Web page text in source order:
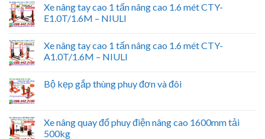
Xe nâng tay cao 1 tấn nâng cao 1.6 mét CTY-
E1.0T/1.6M – NIULI
Xe nâng tay cao 1 tấn nâng cao 1.6 mét CTY-
A1.0T/1.6M – NIULI
Bộ kẹp gắp thùng phuy đơn và đôi
Xe nâng quay đổ phuy điện nâng cao 1600mm tải
500kg